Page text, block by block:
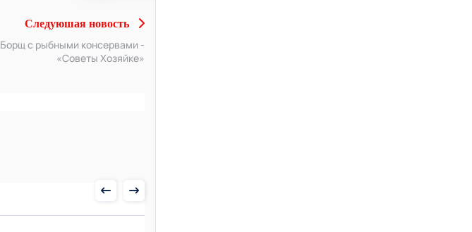
Следуюшая новость
Борщ с рыбными консервами -
«Советы Хозяйке»